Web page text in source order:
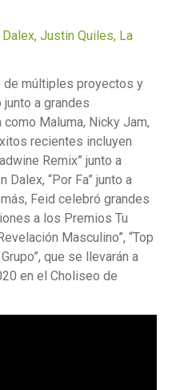
Justin Quiles, La
de múltiples proyectos y
a grandes
Maluma, Nicky Jam,
recientes incluyen
Remix” junto a
Dalex, “Por Fa” junto a
Feid celebró grandes
a los Premios Tu
Masculino”, “Top
que se llevarán a
en el Choliseo de